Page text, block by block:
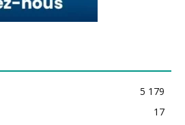
5 179
17